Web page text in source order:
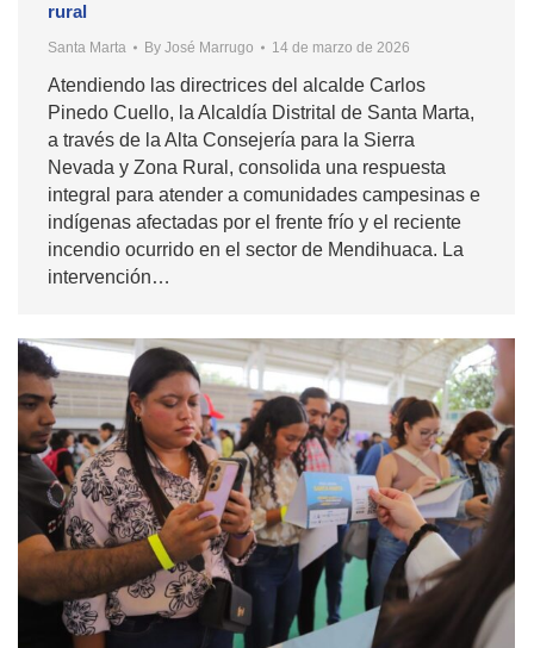
rural
Santa Marta By José Marrugo 14 de marzo de 2026
Atendiendo las directrices del alcalde Carlos
Pinedo Cuello, la Alcaldía Distrital de Santa Marta,
a través de la Alta Consejería para la Sierra
Nevada y Zona Rural, consolida una respuesta
integral para atender a comunidades campesinas e
indígenas afectadas por el frente frío y el reciente
incendio ocurrido en el sector de Mendihuaca. La
intervención…